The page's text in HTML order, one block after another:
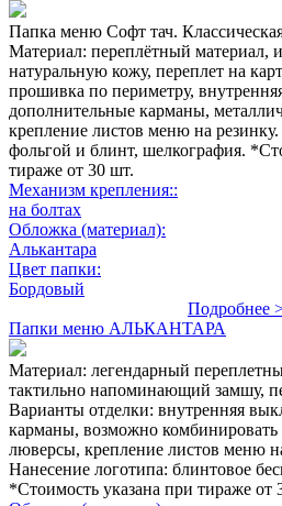
Папка меню Софт тач.
Материал: переплётный
натуральную кожу, переплет на
прошивка по периметру,
дополнительные карманы,
крепление листов меню на
фольгой и блинт, шелкография.
тираже от 30 шт.
Механизм крепления::
на болтах
Обложка (материал):
Алькантара
Цвет папки:
Бордовый
Подробнее
Папки меню АЛЬКАНТАРА
Материал: легендарный
тактильно напоминающий замшу,
Варианты отделки: внутренняя
карманы, возможно
люверсы, крепление листов меню
Нанесение логотипа: блинтовое
*Стоимость указана при тираже от